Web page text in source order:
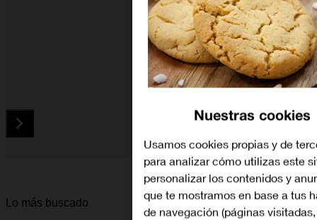
Diapositiva 1 de 5. Huawei P30 lite New Edition - Black -
Lo más buscado
Nuestras cookies
Usamos cookies propias y de
para analizar cómo utilizas este
personalizar los contenidos y
que te mostramos en base a tus
de navegación (páginas visitadas,